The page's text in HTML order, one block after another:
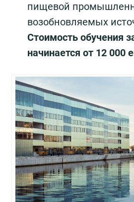
пищевой
возобновляемых
Стоимость обучения
начинается от 12 000